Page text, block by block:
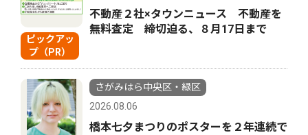
ピックアッ
プ（PR）
不動産２社×タウンニュース 不動産を
無料査定 締切迫る、８月17日まで
さがみはら中央区・緑区
2026.08.06
橋本七夕まつりのポスターを２年連続で